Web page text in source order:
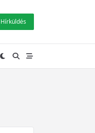
Hírküldés